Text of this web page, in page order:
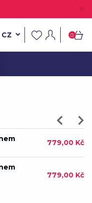
CZ 0
779,00 Kč
779,00 Kč